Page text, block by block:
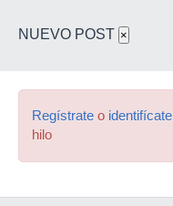
NUEVO POST ×
Regístrate o identifícate
hilo